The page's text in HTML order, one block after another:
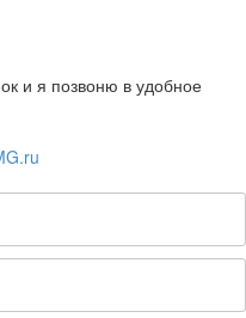
и я позвоню в удобное